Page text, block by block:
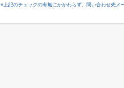
※上記のチェックの有無にかかわらず、問い合わせ先メ